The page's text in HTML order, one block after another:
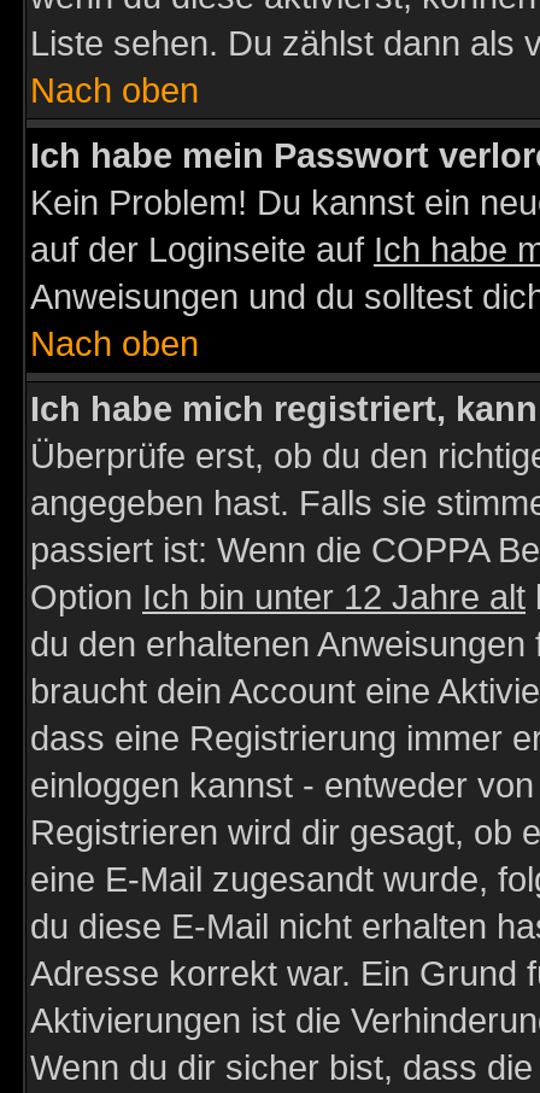
Liste sehen. Du zählst dann als
Nach oben
Ich habe mein Passwort
Kein Problem! Du kannst ein
auf der Loginseite auf Ich habe
Anweisungen und du solltest
Nach oben
Ich habe mich registriert,
Überprüfe erst, ob du den
angegeben hast. Falls sie
passiert ist: Wenn die COPPA
Option Ich bin unter 12 Jahre alt
du den erhaltenen
braucht dein Account eine
dass eine Registrierung immer
einloggen kannst - entweder
Registrieren wird dir gesagt, ob
eine E-Mail zugesandt wurde,
du diese E-Mail nicht erhalten
Adresse korrekt war. Ein Grund
Aktivierungen ist die
Wenn du dir sicher bist, dass